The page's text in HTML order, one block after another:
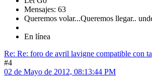
Mensajes: 63
Queremos volar...Queremos llegar..
En línea
Re: Re: foro de avril lavigne compatible con
#4
02 de Mayo de 2012, 08:13:44 PM